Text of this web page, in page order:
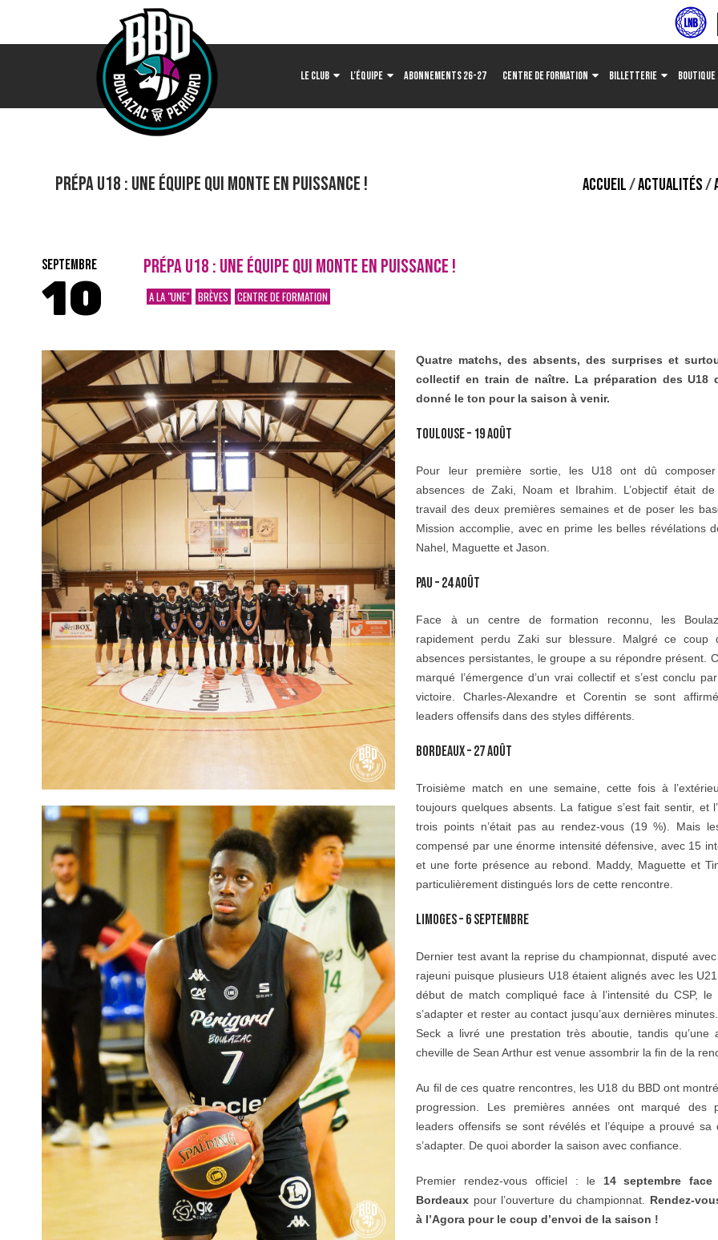
LE CLUB L’ÉQUIPE ABONNEMENTS 26-27 CENTRE DE FORMATION BILLETTERIE BOUTIQUE
Prépa U18 : une équipe qui monte en puissance ! ACCUEIL/ACTUALITÉS/
SEPTEMBRE
10
PRÉPA U18 : UNE ÉQUIPE QUI MONTE EN PUISSANCE !
A LA "UNE" BRÈVES CENTRE DE FORMATION
Quatre matchs, des absents, des surprises et
collectif en train de naître. La préparation des U18
donné le ton pour la saison à venir.
TOULOUSE – 19 AOÛT
Pour leur première sortie, les U18 ont dû
absences de Zaki, Noam et Ibrahim. L’objectif était
travail des deux premières semaines et de poser les
Mission accomplie, avec en prime les belles révélations
Nahel, Maguette et Jason.
PAU – 24 AOÛT
Face à un centre de formation reconnu, les
rapidement perdu Zaki sur blessure. Malgré ce coup
absences persistantes, le groupe a su répondre présent.
marqué l’émergence d’un vrai collectif et s’est conclu
victoire. Charles-Alexandre et Corentin se sont
leaders offensifs dans des styles différents.
BORDEAUX – 27 AOÛT
Troisième match en une semaine, cette fois à
toujours quelques absents. La fatigue s’est fait sentir, et
trois points n’était pas au rendez-vous (19 %). Mais
compensé par une énorme intensité défensive, avec 15
et une forte présence au rebond. Maddy, Maguette et
particulièrement distingués lors de cette rencontre.
LIMOGES – 6 SEPTEMBRE
Dernier test avant la reprise du championnat, disputé
rajeuni puisque plusieurs U18 étaient alignés avec les
début de match compliqué face à l’intensité du CSP,
s’adapter et rester au contact jusqu’aux dernières
Seck a livré une prestation très aboutie, tandis qu’une
cheville de Sean Arthur est venue assombrir la fin de la
Au fil de ces quatre rencontres, les U18 du BBD ont
progression. Les premières années ont marqué des
leaders offensifs se sont révélés et l’équipe a prouvé sa
s’adapter. De quoi aborder la saison avec confiance.
Premier rendez-vous officiel : le 14 septembre
Bordeaux pour l’ouverture du championnat. Rendez-
à l’Agora pour le coup d’envoi de la saison !